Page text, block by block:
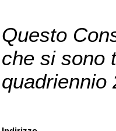
Questo
che si sono
quadriennio